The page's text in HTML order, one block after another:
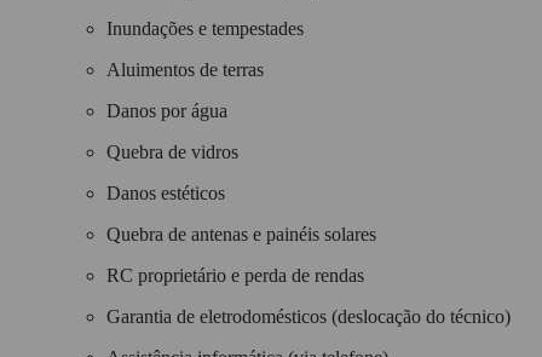
Inundações e tempestades
Aluimentos de terras
Danos por água
Quebra de vidros
Danos estéticos
Quebra de antenas e painéis solares
RC proprietário e perda de rendas
Garantia de eletrodomésticos (deslocação do técnico)